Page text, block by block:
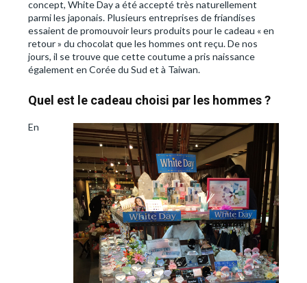
concept, White Day a été accepté très naturellement
parmi les japonais. Plusieurs entreprises de friandises
essaient de promouvoir leurs produits pour le cadeau « en
retour » du chocolat que les hommes ont reçu. De nos
jours, il se trouve que cette coutume a pris naissance
également en Corée du Sud et à Taiwan.
Quel est le cadeau choisi par les hommes ?
En